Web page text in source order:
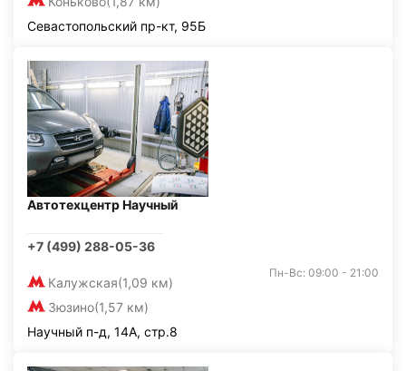
Севастопольский пр-кт, 95Б
Автотехцентр Научный
+7 (499) 288-05-36
Калужская(1,09 км)
Зюзино(1,57 км)
Пн-Вс: 09:00 - 21:00
Научный п-д, 14А, стр.8